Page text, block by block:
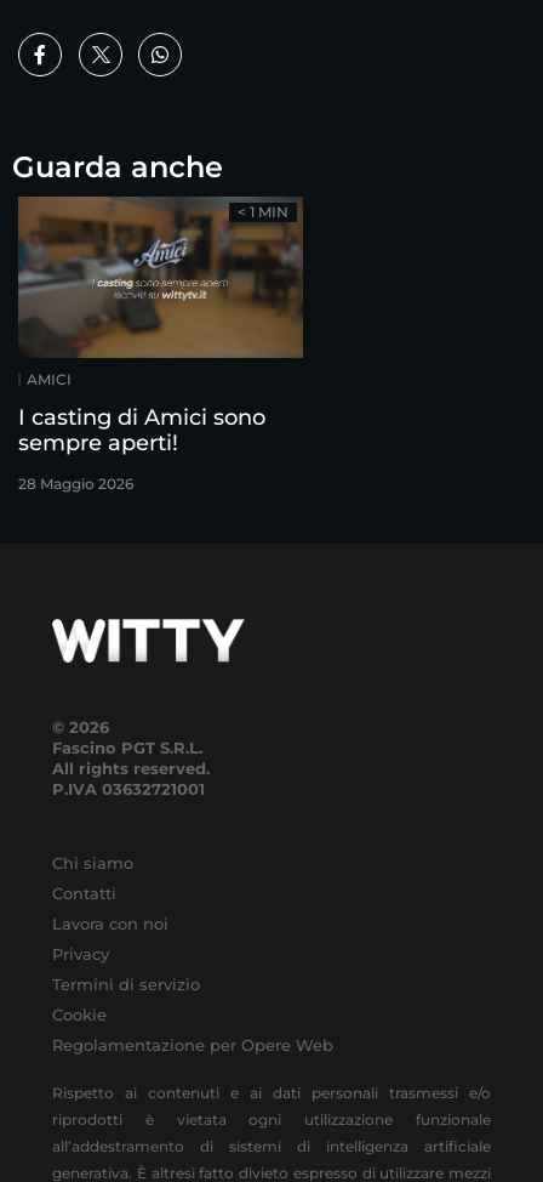
Guarda anche
AMICI
I casting di Amici sono
sempre aperti!
28 Maggio 2026
< 1 MIN
© 2026
Fascino PGT S.R.L.
All rights reserved.
P.IVA 03632721001
Chi siamo
Contatti
Lavora con noi
Privacy
Termini di servizio
Cookie
Regolamentazione per Opere Web
Rispetto ai contenuti e ai dati personali trasmessi e/o
riprodotti è vietata ogni utilizzazione funzionale
all’addestramento di sistemi di intelligenza artificiale
generativa. È altresì fatto divieto espresso di utilizzare mezzi